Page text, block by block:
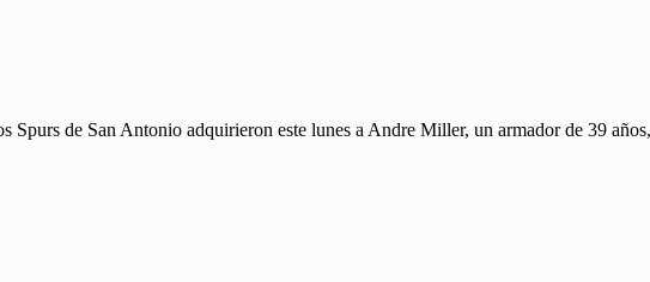
de San Antonio adquirieron este lunes a Andre Miller, un armador de 39